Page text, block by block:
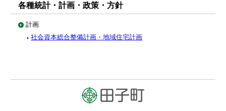
各種統計・計画・政策・方針
計画
社会資本総合整備計画・地域住宅計画